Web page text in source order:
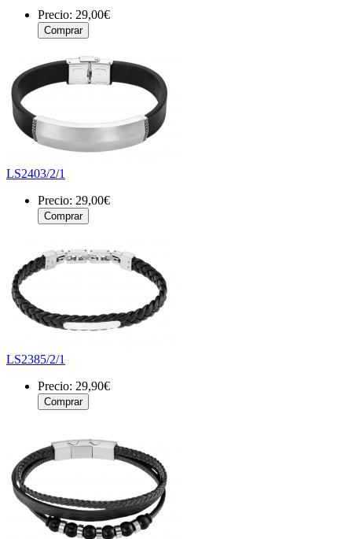
Precio: 29,00€
LS2403/2/1
Precio: 29,00€
LS2385/2/1
Precio: 29,90€